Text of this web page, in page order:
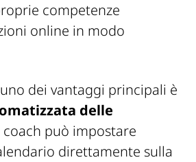
competenze
online in modo
dei vantaggi principali è
delle
coach può impostare
direttamente sulla